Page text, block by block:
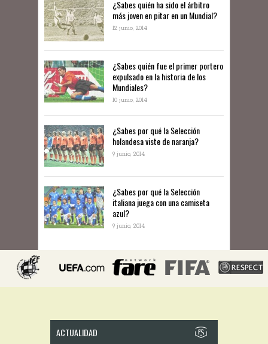
¿Sabes quién ha sido el árbitro
más joven en pitar en un Mundial?
12 junio, 2014
¿Sabes quién fue el primer portero
expulsado en la historia de los
Mundiales?
10 junio, 2014
​¿Sabes por qué la Selección
holandesa viste de naranja?
9 junio, 2014
¿Sabes por qué la Selección
italiana juega con una camiseta
azul?
9 junio, 2014
ACTUALIDAD